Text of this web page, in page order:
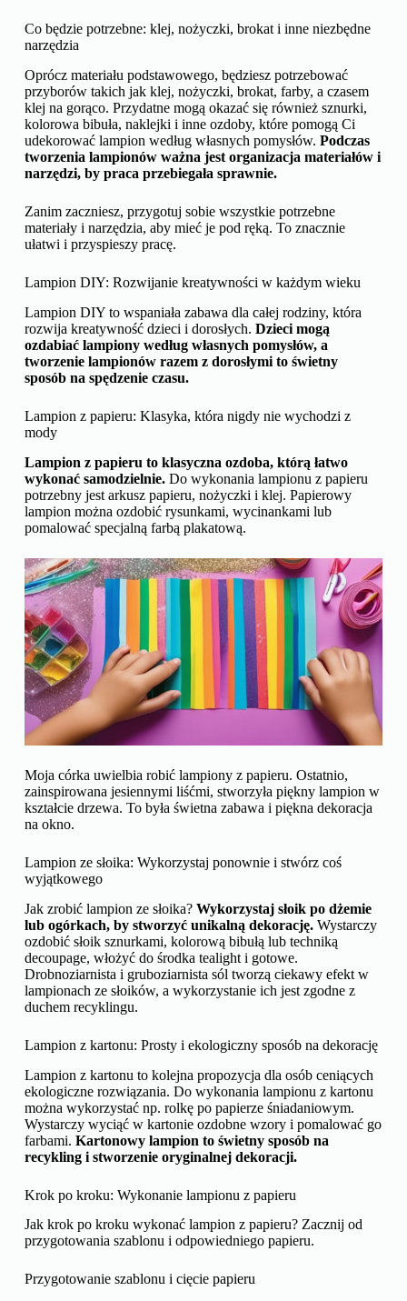
Co będzie potrzebne: klej, nożyczki, brokat i inne niezbędne
narzędzia
Oprócz materiału podstawowego, będziesz potrzebować
przyborów takich jak klej, nożyczki, brokat, farby, a czasem
klej na gorąco. Przydatne mogą okazać się również sznurki,
kolorowa bibuła, naklejki i inne ozdoby, które pomogą Ci
udekorować lampion według własnych pomysłów. Podczas
tworzenia lampionów ważna jest organizacja materiałów i
narzędzi, by praca przebiegała sprawnie.
Zanim zaczniesz, przygotuj sobie wszystkie potrzebne
materiały i narzędzia, aby mieć je pod ręką. To znacznie
ułatwi i przyspieszy pracę.
Lampion DIY: Rozwijanie kreatywności w każdym wieku
Lampion DIY to wspaniała zabawa dla całej rodziny, która
rozwija kreatywność dzieci i dorosłych. Dzieci mogą
ozdabiać lampiony według własnych pomysłów, a
tworzenie lampionów razem z dorosłymi to świetny
sposób na spędzenie czasu.
Lampion z papieru: Klasyka, która nigdy nie wychodzi z
mody
Lampion z papieru to klasyczna ozdoba, którą łatwo
wykonać samodzielnie.Do wykonania lampionu z papieru
potrzebny jest arkusz papieru, nożyczki i klej. Papierowy
lampion można ozdobić rysunkami, wycinankami lub
pomalować specjalną farbą plakatową.
Moja córka uwielbia robić lampiony z papieru. Ostatnio,
zainspirowana jesiennymi liśćmi, stworzyła piękny lampion w
kształcie drzewa. To była świetna zabawa i piękna dekoracja
na okno.
Lampion ze słoika: Wykorzystaj ponownie i stwórz coś
wyjątkowego
Jak zrobić lampion ze słoika? Wykorzystaj słoik po dżemie
lub ogórkach, by stworzyć unikalną dekorację.Wystarczy
ozdobić słoik sznurkami, kolorową bibułą lub techniką
decoupage, włożyć do środka tealight i gotowe.
Drobnoziarnista i gruboziarnista sól tworzą ciekawy efekt w
lampionach ze słoików, a wykorzystanie ich jest zgodne z
duchem recyklingu.
Lampion z kartonu: Prosty i ekologiczny sposób na dekorację
Lampion z kartonu to kolejna propozycja dla osób ceniących
ekologiczne rozwiązania. Do wykonania lampionu z kartonu
można wykorzystać np. rolkę po papierze śniadaniowym.
Wystarczy wyciąć w kartonie ozdobne wzory i pomalować go
farbami. Kartonowy lampion to świetny sposób na
recykling i stworzenie oryginalnej dekoracji.
Krok po kroku: Wykonanie lampionu z papieru
Jak krok po kroku wykonać lampion z papieru? Zacznij od
przygotowania szablonu i odpowiedniego papieru.
Przygotowanie szablonu i cięcie papieru